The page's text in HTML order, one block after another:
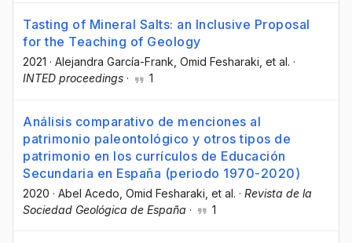
Tasting of Mineral Salts: an Inclusive Proposal
for the Teaching of Geology
2021 · Alejandra García-Frank, Omid Fesharaki, et al. ·
INTED proceedings · 1
Análisis comparativo de menciones al
patrimonio paleontológico y otros tipos de
patrimonio en los currículos de Educación
Secundaria en España (periodo 1970-2020)
2020 · Abel Acedo , Omid Fesharaki , et al. · Revista de la
Sociedad Geológica de España · 1